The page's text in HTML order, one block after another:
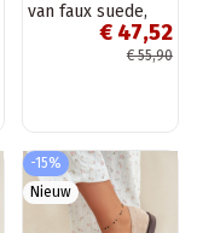
van faux suede,
bordeaux Laisie
€ 47,52
€ 55,90
-15%
Nieuw